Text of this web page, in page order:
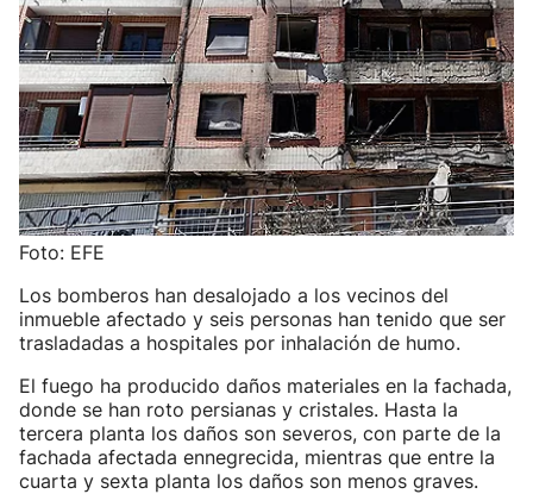
Foto: EFE
Los bomberos han desalojado a los vecinos del
inmueble afectado y seis personas han tenido que ser
trasladadas a hospitales por inhalación de humo.
El fuego ha producido daños materiales en la fachada,
donde se han roto persianas y cristales. Hasta la
tercera planta los daños son severos, con parte de la
fachada afectada ennegrecida, mientras que entre la
cuarta y sexta planta los daños son menos graves.